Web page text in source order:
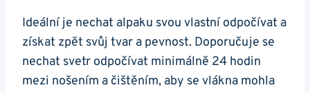
Ideální je nechat⁢ alpaku svou vlastní⁢ odpočívat a
získat zpět svůj tvar a pevnost. Doporučuje se
nechat svetr odpočívat minimálně 24 hodin
mezi nošením⁣ a čištěním, aby se vlákna‌ mohla